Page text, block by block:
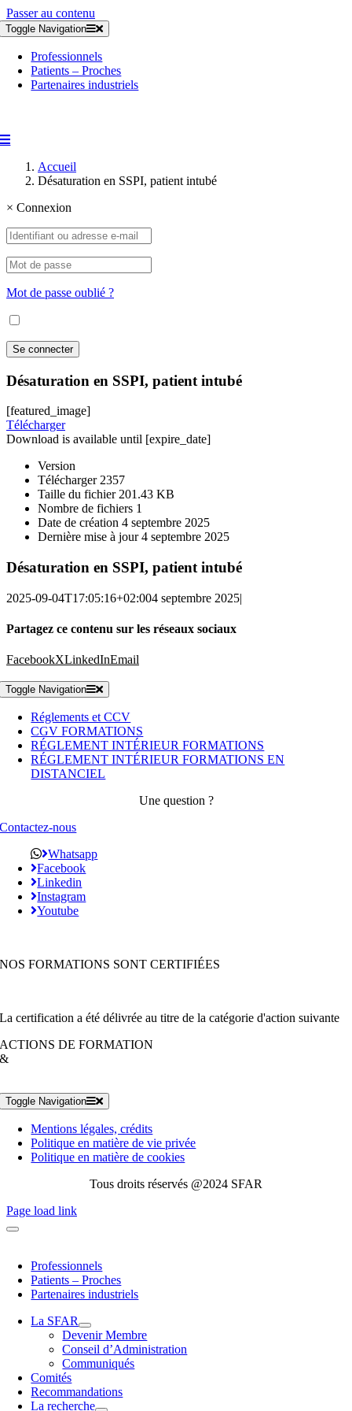
Passer au contenu
Toggle Navigation
Professionnels
Patients – Proches
Partenaires industriels
Accueil
Désaturation en SSPI, patient intubé
× Connexion
Mot de passe oublié ?
Désaturation en SSPI, patient intubé
[featured_image]
Télécharger
Download is available until [expire_date]
Version
Télécharger2357
Taille du fichier201.43 KB
Nombre de fichiers 1
Date de création 4 septembre 2025
Dernière mise à jour4 septembre 2025
Désaturation en SSPI, patient intubé
2025-09-04T17:05:16+02:004 septembre 2025|
Partagez ce contenu sur les réseaux sociaux
FacebookXLinkedInEmail
Toggle Navigation
Réglements et CCV
CGV FORMATIONS
RÉGLEMENT INTÉRIEUR FORMATIONS
RÉGLEMENT INTÉRIEUR FORMATIONS EN
DISTANCIEL
Une question ?
Contactez-nous
Whatsapp
Facebook
Linkedin
Instagram
Youtube
NOS FORMATIONS SONT CERTIFIÉES
La certification a été délivrée au titre de la catégorie d'action suivante
ACTIONS DE FORMATION
&
Toggle Navigation
Mentions légales, crédits
Politique en matière de vie privée
Politique en matière de cookies
Tous droits réservés @2024 SFAR
Page load link
Professionnels
Patients – Proches
Partenaires industriels
La SFAR
Devenir Membre
Conseil d’Administration
Communiqués
Comités
Recommandations
La recherche